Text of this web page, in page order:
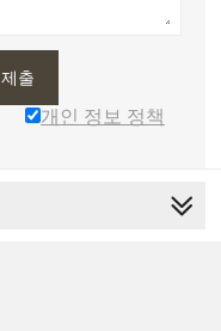
제출
개인 정보 정책